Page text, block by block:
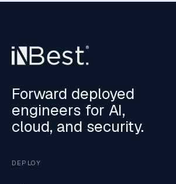
Forward deployed
engineers for AI,
cloud, and security.
DEPLOY